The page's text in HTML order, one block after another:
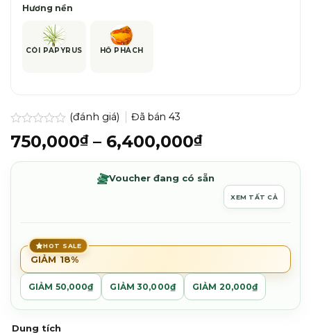
Hương nền
CÓI PAPYRUS HỔ PHÁCH
Được
xếp
0.0
(đánh giá) Đã bán 43
750,000₫ – 6,400,000₫Khoảng
giá:
từ
750,000₫
đến
Voucher đang có sẵn
XEM TẤT CẢ
HOT SALE
GIẢM 18%
GIẢM 50,000₫ GIẢM 30,000₫ GIẢM 20,000₫
Dung tích